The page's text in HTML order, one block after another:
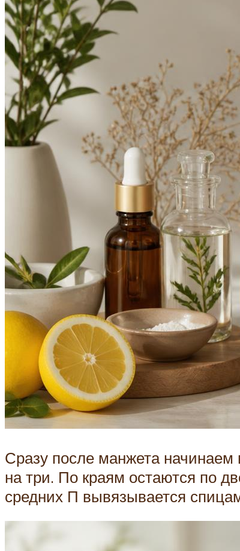
Сразу после манжета начинаем
на три. По краям остаются по
средних П вывязывается